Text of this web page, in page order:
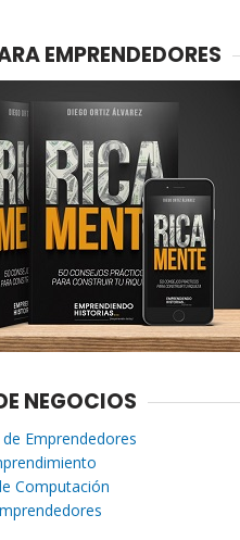
EMPRENDEDORES
NEGOCIOS
Emprendedores
Computación